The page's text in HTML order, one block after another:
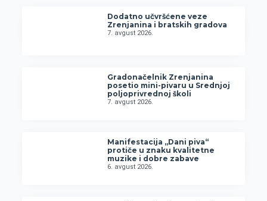
Dodatno učvršćene veze
Zrenjanina i bratskih gradova
7. avgust 2026.
Gradonačelnik Zrenjanina
posetio mini-pivaru u Srednjoj
poljoprivrednoj školi
7. avgust 2026.
Manifestacija „Dani piva“
protiče u znaku kvalitetne
muzike i dobre zabave
6. avgust 2026.